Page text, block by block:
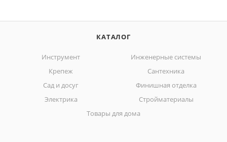
КАТАЛОГ
Инструмент
Инженерные системы
Крепеж
Сантехника
Сад и досуг
Финишная отделка
Электрика
Стройматериалы
Товары для дома